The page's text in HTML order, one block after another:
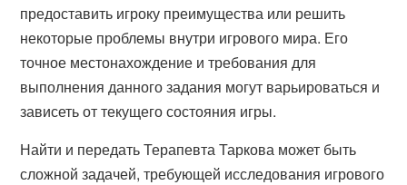
предоставить игроку преимущества или решить
некоторые проблемы внутри игрового мира. Его
точное местонахождение и требования для
выполнения данного задания могут варьироваться и
зависеть от текущего состояния игры.
Найти и передать Терапевта Таркова может быть
сложной задачей, требующей исследования игрового